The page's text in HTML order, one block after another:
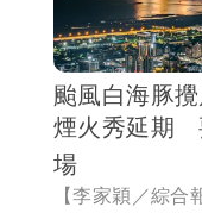
颱風白海豚
煙火秀延期
場
【李家穎／綜合